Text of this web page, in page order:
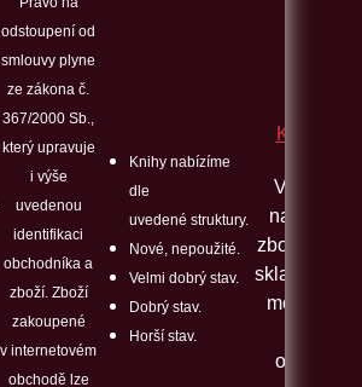
odstoupení od
smlouvy plyne
ze zákona č.
367/2000 Sb.,
který upravuje
i výše
uvedenou
identifikaci
obchodníka a
zboží. Zboží
zakoupené
v internetovém
obchodě lze
Knihy nabízíme
dle
uvedené struktury.
Nové, nepoužité.
Velmi dobrý stav.
Dobrý stav.
Horší stav.
Kontakt
Veškeré
nabízené
zboží máme
skladem a je
možno ho
odeslat.